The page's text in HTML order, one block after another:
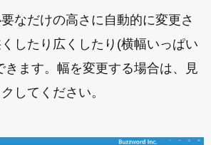
なだけの高さに自動的に変更さ
したり広くしたり(横幅いっぱい
きます。幅を変更する場合は、見
してください。